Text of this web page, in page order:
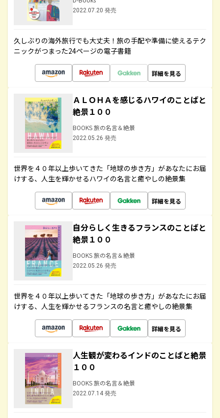
2022.07.20 発売
久しぶりの海外旅行でも大丈夫！旅の手配や準備に使えるテク
ニックがつまった24ページの電子書籍
詳細を見る
ＡＬＯＨＡを感じるハワイのことばと
絶景１００
BOOKS 旅の名言＆絶景
2022.05.26 発売
世界を４０年以上歩いてきた「地球の歩き方」があなたにお届
けする、人生を輝かせるハワイの名言と癒やしの絶景集
詳細を見る
自分らしく生きるフランスのことばと
絶景１００
BOOKS 旅の名言＆絶景
2022.05.26 発売
世界を４０年以上歩いてきた「地球の歩き方」があなたにお届
けする、人生を輝かせるフランスの名言と癒やしの絶景集
詳細を見る
人生観が変わるインドのことばと絶景
１００
BOOKS 旅の名言＆絶景
2022.07.14 発売